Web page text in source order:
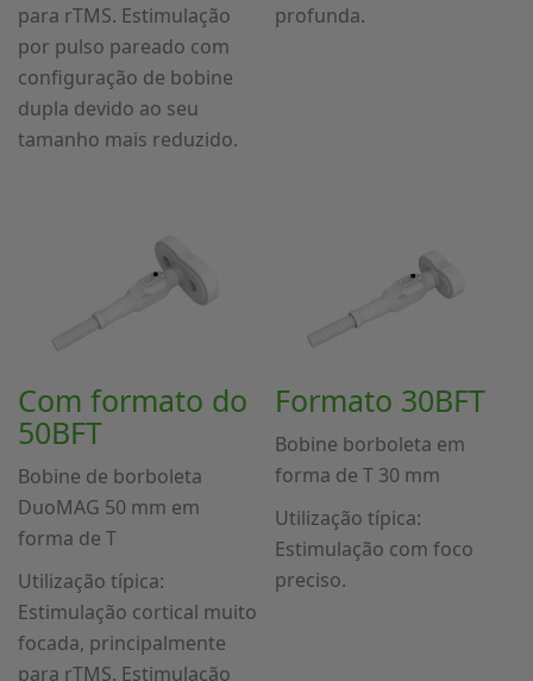
para rTMS. Estimulação
por pulso pareado com
configuração de bobine
dupla devido ao seu
tamanho mais reduzido.
profunda.
Com formato do
50BFT
Bobine de borboleta
DuoMAG 50 mm em
forma de T
Utilização típica:
Estimulação cortical muito
focada, principalmente
para rTMS. Estimulação
Formato 30BFT
Bobine borboleta em
forma de T 30 mm
Utilização típica:
Estimulação com foco
preciso.